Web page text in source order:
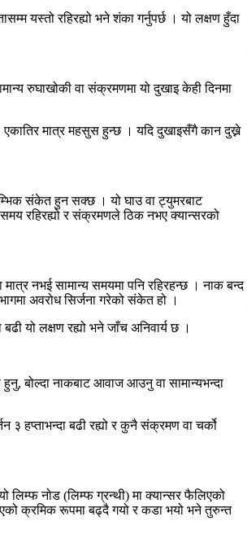
यस्तो रहिरह्यो भने शंका गर्नुपर्छ । यो लक्षण हुँदा
रुघाखोकी वा संक्रमणमा यो दुखाइ केही दिनमा
एकातिर मात्र महसुस हुन्छ । यदि दुखाइसँगै कान दुख्ने
संकेत हुन सक्छ । यो घाउ वा ट्युमरबाट
रहिरह्यो र संक्रमणले ठिक नभए क्यान्सरको
नभई सामान्य समयमा पनि रहिरहन्छ । नाक बन्द
अवरोध सिर्जना गरेको संकेत हो ।
यो लक्षण रह्यो भने जाँच अनिवार्य छ ।
बोल्दा नाकबाट आवाज आउनु वा सामान्यभन्दा
३ हप्ताभन्दा बढी रह्यो र कुनै संक्रमण वा चर्को
लिम्फ नोड (लिम्फ ग्रन्थी) मा क्यान्सर फैलिएको
क्रमिक रूपमा बढ्दै गयो र कडा भयो भने तुरुन्त